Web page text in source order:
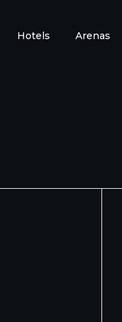
Hotels Arenas